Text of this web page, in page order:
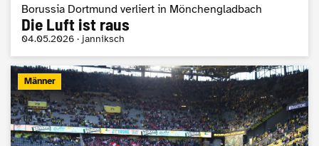
Borussia Dortmund verliert in Mönchengladbach
Die Luft ist raus
04.05.2026 · janniksch
Männer